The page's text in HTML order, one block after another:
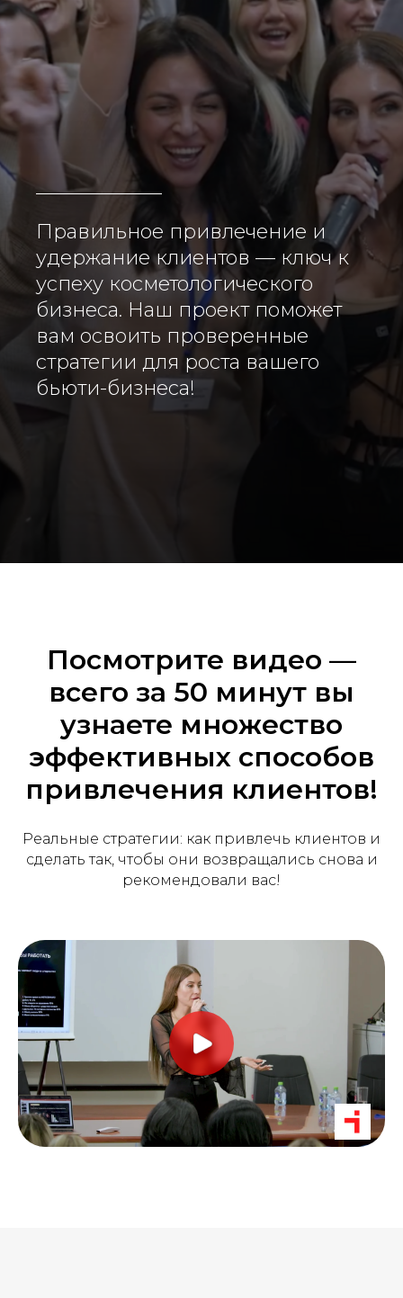
Правильное привлечение и
удержание клиентов — ключ к
успеху косметологического
бизнеса. Наш проект поможет
вам освоить проверенные
стратегии для роста вашего
бьюти-бизнеса!
Посмотрите видео —
всего за 50 минут вы
узнаете множество
эффективных способов
привлечения клиентов!
Реальные стратегии: как привлечь клиентов и
сделать так, чтобы они возвращались снова и
рекомендовали вас!